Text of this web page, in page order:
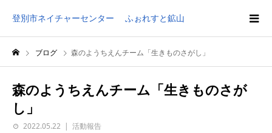
登別市ネイチャーセンター ふぉれすと鉱山
ブログ 森のようちえんチーム「生きものさがし」
森のようちえんチーム「生きものさが
し」
2022.05.22 活動報告